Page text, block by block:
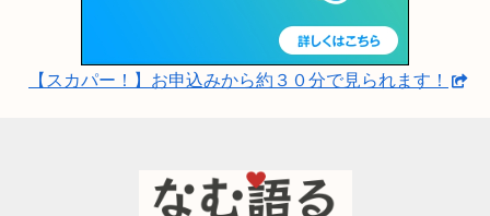
【スカパー！】お申込みから約３０分で見られます！